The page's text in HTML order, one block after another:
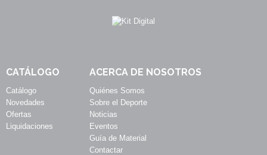
CATÁLOGO
Catálogo
Novedades
Ofertas
Liquidaciones
ACERCA DE NOSOTROS
Quiénes Somos
Sobre el Deporte
Noticias
Eventos
Guía de Material
Contactar